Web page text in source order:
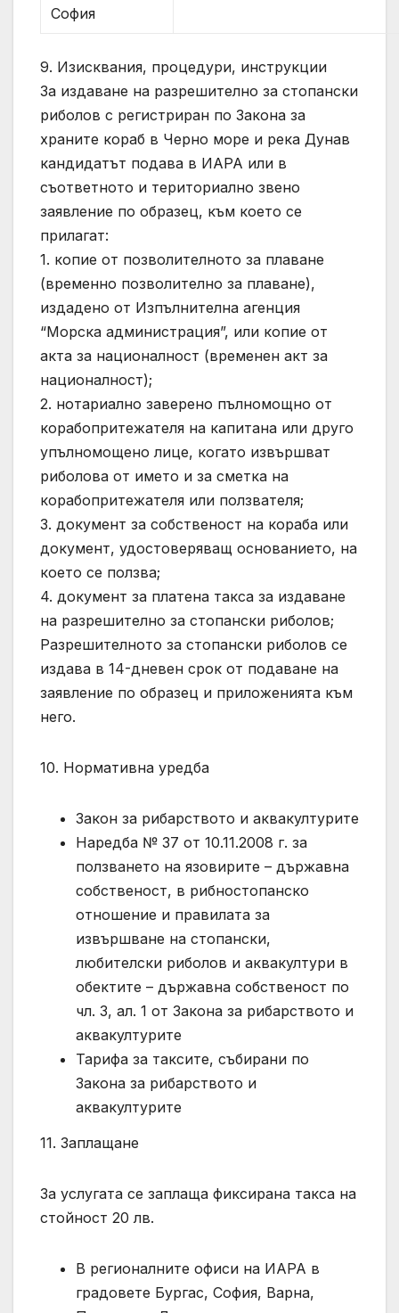
София
9. Изисквания, процедури, инструкции
За издаване на разрешително за стопански
риболов с регистриран по Закона за
храните кораб в Черно море и река Дунав
кандидатът подава в ИАРА или в
съответното и териториално звено
заявление по образец, към което се
прилагат:
1. копие от позволителното за плаване
(временно позволително за плаване),
издадено от Изпълнителна агенция
“Морска администрация”, или копие от
акта за националност (временен акт за
националност);
2. нотариално заверено пълномощно от
корабопритежателя на капитана или друго
упълномощено лице, когато извършват
риболова от името и за сметка на
корабопритежателя или ползвателя;
3. документ за собственост на кораба или
документ, удостоверяващ основанието, на
което се ползва;
4. документ за платена такса за издаване
на разрешително за стопански риболов;
Разрешителното за стопански риболов се
издава в 14-дневен срок от подаване на
заявление по образец и приложенията към
него.
10. Нормативна уредба
Закон за рибарството и аквакултурите
Наредба № 37 от 10.11.2008 г. за
ползването на язовирите – държавна
собственост, в рибностопанско
отношение и правилата за
извършване на стопански,
любителски риболов и аквакултури в
обектите – държавна собственост по
чл. 3, ал. 1 от Закона за рибарството и
аквакултурите
Тарифа за таксите, събирани по
Закона за рибарството и
аквакултурите
11. Заплащане
За услугата се заплаща фиксирана такса на
стойност 20 лв.
В регионалните офиси на ИАРА в
градовете Бургас, София, Варна,